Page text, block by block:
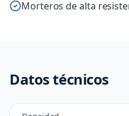
Morteros de alta
Datos técnicos